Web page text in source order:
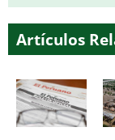
Artículos